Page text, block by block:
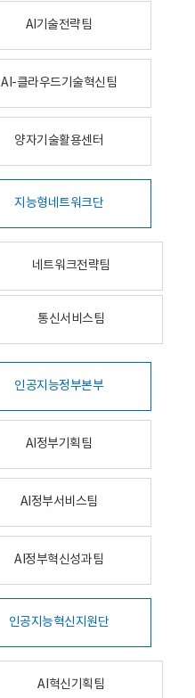
AI기술전략팀
AI-클라우드기술혁신팀
양자기술활용센터
지능형네트워크단
네트워크전략팀
통신서비스팀
인공지능정부본부
AI정부기획팀
AI정부서비스팀
AI정부혁신성과팀
인공지능혁신지원단
AI혁신기획팀